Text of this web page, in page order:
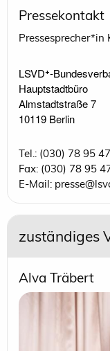
Pressekontakt
LSVD⁺-
Hauptstadtbüro
Almstadtstraße 7
10119 Berlin
Tel.: (030) 78 95
Fax: (030) 78 95
E-Mail:
zuständiges
Alva Träbert